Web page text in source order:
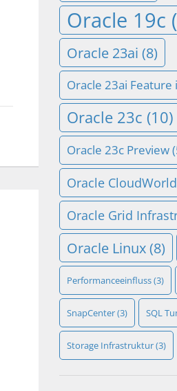
Oracle 19c
Oracle 23ai (8)
Oracle 23ai Feature
Oracle 23c (10)
Oracle 23c Preview
Oracle
Oracle Grid
Oracle Linux(8)
Performanceeinfluss(3)
SnapCenter(3) SQL
Storage Infrastruktur(3)